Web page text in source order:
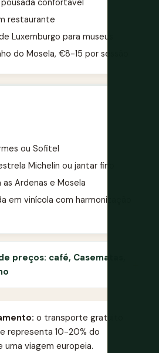
confortável
restaurante
Luxemburgo para museus
do Mosela, €8-15 por sessão
ou Sofitel
Michelin ou jantar fino
Ardenas e Mosela
em vinícola com harmonização
preços: café, Casematas,
o transporte gratuito
representa 10-20% do
viagem europeia.